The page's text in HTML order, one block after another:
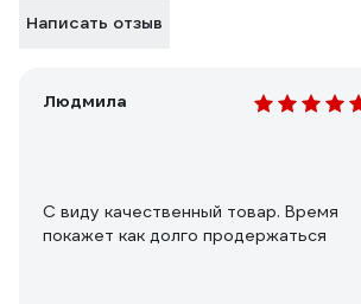
Написать отзыв
Людмила
С виду качественный товар. Время
покажет как долго продержаться